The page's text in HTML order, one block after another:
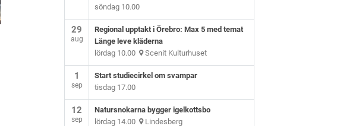
söndag 10.00
29
aug
Regional upptakt i Örebro: Max 5 med temat
Länge leve kläderna
lördag 10.00 Scenit Kulturhuset
1
sep
Start studiecirkel om svampar
tisdag 17.00
12
sep
Natursnokarna bygger igelkottsbo
lördag 14.00 Lindesberg